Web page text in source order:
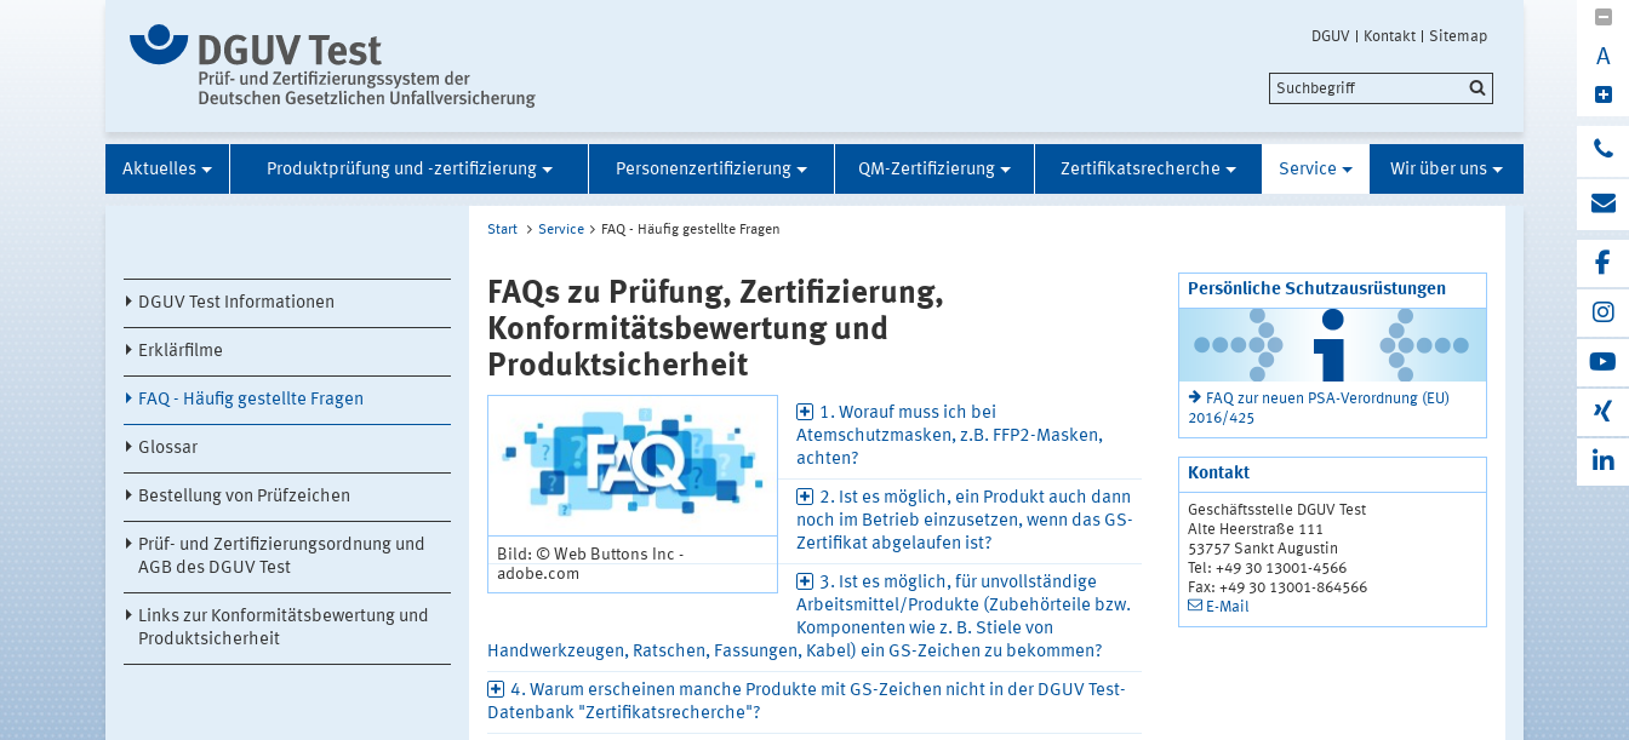
DGUV Kontakt Sitemap
A
Aktuelles Produktprüfung und -zertifizierung Personenzertifizierung QM-Zertifizierung Zertifikatsrecherche Service Wir über uns
DGUV Test Informationen
Erklärfilme
FAQ - Häufig gestellte Fragen
Glossar
Bestellung von Prüfzeichen
Prüf- und Zertifizierungsordnung und
AGB des DGUV Test
Links zur Konformitätsbewertung und
Produktsicherheit
Start Service FAQ - Häufig gestellte Fragen
FAQs zu Prüfung, Zertifizierung,
Konformitätsbewertung und
Produktsicherheit
Bild: © Web Buttons Inc -
adobe.com
1. Worauf muss ich bei
Atemschutzmasken, z.B. FFP2-Masken,
achten?
2. Ist es möglich, ein Produkt auch dann
noch im Betrieb einzusetzen, wenn das GS-
Zertifikat abgelaufen ist?
3. Ist es möglich, für unvollständige
Arbeitsmittel/Produkte (Zubehörteile bzw.
Komponenten wie z. B. Stiele von
Handwerkzeugen, Ratschen, Fassungen, Kabel) ein GS-Zeichen zu bekommen?
4. Warum erscheinen manche Produkte mit GS-Zeichen nicht in der DGUV Test-
Datenbank "Zertifikatsrecherche"?
Persönliche Schutzausrüstungen
FAQ zur neuen PSA-Verordnung (EU)
2016/425
Kontakt
Geschäftsstelle DGUV Test
Alte Heerstraße 111
53757 Sankt Augustin
Tel: +49 30 13001-4566
Fax: +49 30 13001-864566
E-Mail